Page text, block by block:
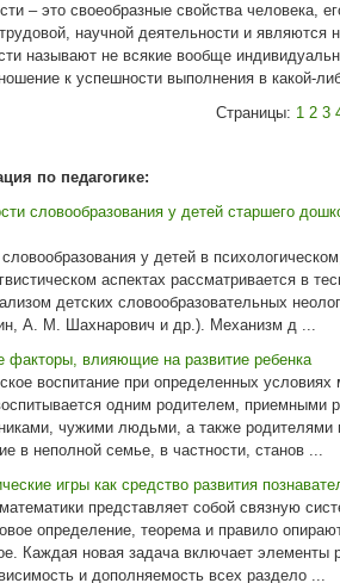
– это своеобразные свойства человека,
научной деятельности и
называют не всякие вообще
к успешности выполнения в какой-
Страницы: 1 2 3
по педагогике:
словообразования у детей старшего
словообразования у детей в
аспектах рассматривается в
детских словообразовательных
А. М. Шахнарович и др.). Механизм д ...
факторы, влияющие на развитие ребенка
воспитание при определенных
одним родителем, приемными
чужими людьми, а также родителями
в неполной семье, в частности, станов ...
игры как средство развития
представляет собой связную
определение, теорема и правило
Каждая новая задача включает элементы
и дополняемость всех раздело ...